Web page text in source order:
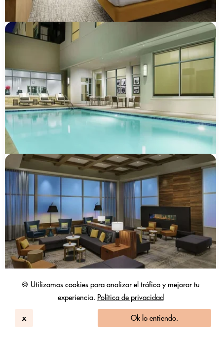
🍪 Utilizamos cookies para analizar el tráfico y mejorar tu
experiencia. Política de privacidad
x Ok lo entiendo.